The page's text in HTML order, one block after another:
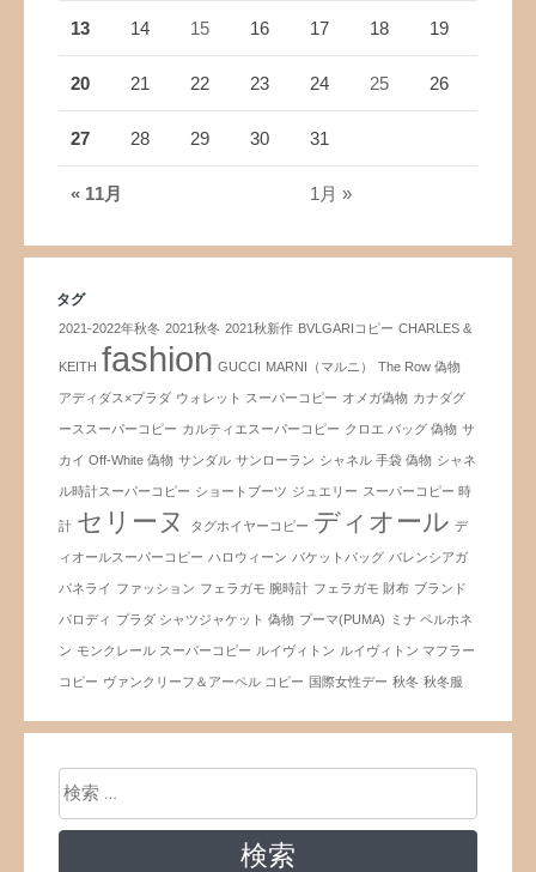
« 11月 1月 »
13 14 15 16 17 18 19
20 21 22 23 24 25 26
27 28 29 30 31
タグ
2021-2022年秋冬 2021秋冬 2021秋新作 BVLGARIコピー CHARLES &
KEITH fashion GUCCI MARNI（マルニ） The Row 偽物
アディダス×プラダ ウォレット スーパーコピー オメガ偽物 カナダグ
ーススーパーコピー カルティエスーパーコピー クロエ バッグ 偽物 サ
カイ Off-White 偽物 サンダル サンローラン シャネル 手袋 偽物 シャネ
ル時計スーパーコピー ショートブーツ ジュエリー スーパーコピー 時
計 セリーヌ タグホイヤーコピー ディオール デ
ィオールスーパーコピー ハロウィーン バケットバッグ バレンシアガ
パネライ ファッション フェラガモ 腕時計 フェラガモ 財布 ブランド
パロディ プラダ シャツジャケット 偽物 プーマ(PUMA) ミナ ペルホネ
ン モンクレール スーパーコピー ルイヴィトン ルイヴィトン マフラー
コピー ヴァンクリーフ＆アーペル コピー 国際女性デー 秋冬 秋冬服